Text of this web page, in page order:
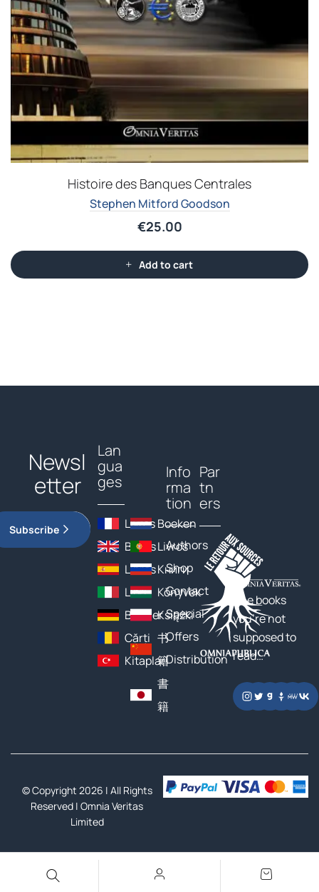
Histoire des Banques Centrales
Stephen Mitford Goodson
€25.00
Add to cart
Newsl
etter
Subscribe
Lan
gua
ges
Livres
Books
Libros
Libri
Bücher
Cărți
Kitaplar
Boeken
Livros
Книги
Könyvek
Książki
书
籍
書
籍
Info
rma
tion
Authors
Shop
Contact
Special
Offers
Distribution
Par
tn
ers
The books
you’re not
supposed to
read…
© Copyright 2026 | All Rights
Reserved |Omnia Veritas
Limited